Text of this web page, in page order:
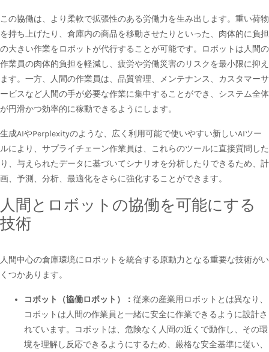
この協働は、より柔軟で拡張性のある労働力を生み出します。重い荷物
を持ち上げたり、倉庫内の商品を移動させたりといった、肉体的に負担
の大きい作業をロボットが代行することが可能です。ロボットは人間の
作業員の肉体的負担を軽減し、疲労や労働災害のリスクを最小限に抑え
ます。一方、人間の作業員は、品質管理、メンテナンス、カスタマーサ
ービスなど人間の手が必要な作業に集中することができ、システム全体
が円滑かつ効率的に稼動できるようにします。
生成AIやPerplexityのような、広く利用可能で使いやすい新しいAIツー
ルにより、サプライチェーン作業員は、これらのツールに直接質問した
り、与えられたデータに基づいてシナリオを分析したりできるため、計
画、予測、分析、最適化をさらに強化することができます。
人間とロボットの協働を可能にする
技術
人間中心の倉庫環境にロボットを統合する原動力となる重要な技術がい
くつかあります。
コボット（協働ロボット）： 従来の産業用ロボットとは異なり、
コボットは人間の作業員と一緒に安全に作業できるように設計さ
れています。コボットは、危険なく人間の近くで動作し、その環
境を理解し反応できるようにするため、厳格な安全基準に従い、